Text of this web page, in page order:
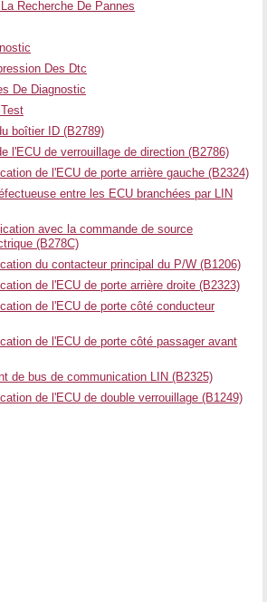
Recherche De Pannes
Des Dtc
De Diagnostic
boîtier ID (B2789)
l'ECU de verrouillage de direction (B2786)
de l'ECU de porte arrière gauche (B2324)
entre les ECU branchées par LIN
avec la commande de source
(B278C)
du contacteur principal du P/W (B1206)
de l'ECU de porte arrière droite (B2323)
de l'ECU de porte côté conducteur
de l'ECU de porte côté passager avant
de bus de communication LIN (B2325)
de l'ECU de double verrouillage (B1249)